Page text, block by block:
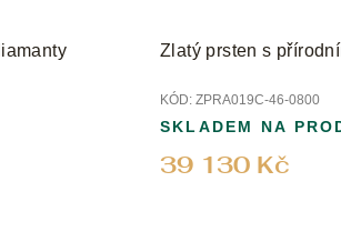
Zlatý prsten s
KÓD: ZPRA019C-46-0800
39 130 Kč
SKLADEM NA